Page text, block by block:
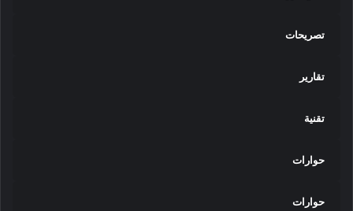
تصريحات
تقارير
تقنية
حوارات
حوارات